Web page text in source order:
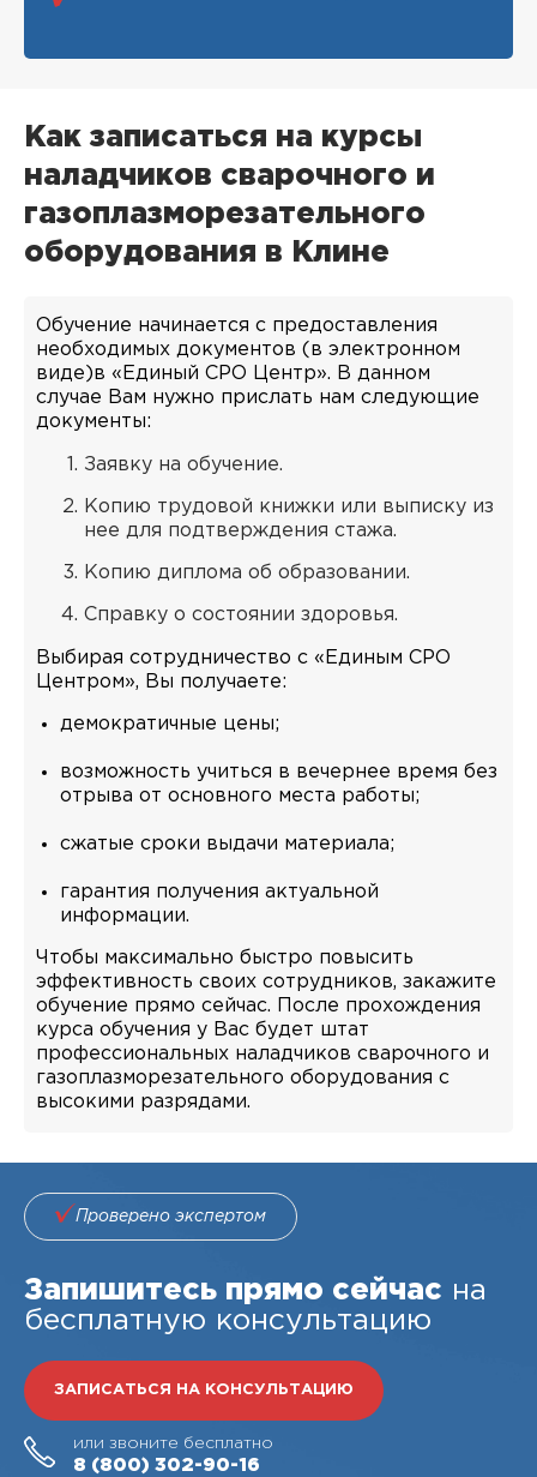
Как записаться на курсы
наладчиков сварочного и
газоплазморезательного
оборудования в Клине
Обучение начинается с предоставления
необходимых документов (в электронном
виде)в «Единый СРО Центр». В данном
случае Вам нужно прислать нам следующие
документы:
Заявку на обучение.
Копию трудовой книжки или выписку из
нее для подтверждения стажа.
Копию диплома об образовании.
Справку о состоянии здоровья.
Выбирая сотрудничество с «Единым СРО
Центром», Вы получаете:
демократичные цены;
возможность учиться в вечернее время без
отрыва от основного места работы;
сжатые сроки выдачи материала;
гарантия получения актуальной
информации.
Чтобы максимально быстро повысить
эффективность своих сотрудников, закажите
обучение прямо сейчас. После прохождения
курса обучения у Вас будет штат
профессиональных наладчиков сварочного и
газоплазморезательного оборудования с
высокими разрядами.
Проверено экспертом
Запишитесь прямо сейчас на
бесплатную консультацию
ЗАПИСАТЬСЯ НА КОНСУЛЬТАЦИЮ
или звоните бесплатно
8 (800) 302-90-16